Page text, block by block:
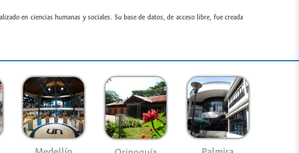
en ciencias humanas y sociales. Su base de datos, de acceso libre, fue creada